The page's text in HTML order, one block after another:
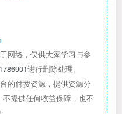
网络，仅供大家学习与参
进行删除处理。
的付费资源，提供资源分
提供任何收益保障，也不